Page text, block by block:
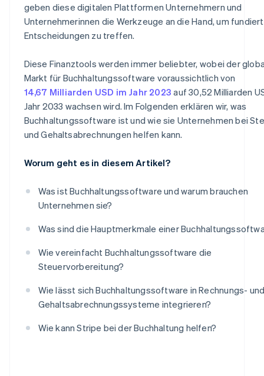
geben diese digitalen Plattformen Unternehmern und
Unternehmerinnen die Werkzeuge an die Hand, um
Entscheidungen zu treffen.
Diese Finanztools werden immer beliebter, wobei der
Markt für Buchhaltungssoftware voraussichtlich von
14,67 Milliarden USD im Jahr 2023 auf 30,52 Milliarden
Jahr 2033 wachsen wird. Im Folgenden erklären wir, was
Buchhaltungssoftware ist und wie sie Unternehmen bei
und Gehaltsabrechnungen helfen kann.
Worum geht es in diesem Artikel?
Was ist Buchhaltungssoftware und warum brauchen
Unternehmen sie?
Was sind die Hauptmerkmale einer
Wie vereinfacht Buchhaltungssoftware die
Steuervorbereitung?
Wie lässt sich Buchhaltungssoftware in Rechnungs-
Gehaltsabrechnungssysteme integrieren?
Wie kann Stripe bei der Buchhaltung helfen?